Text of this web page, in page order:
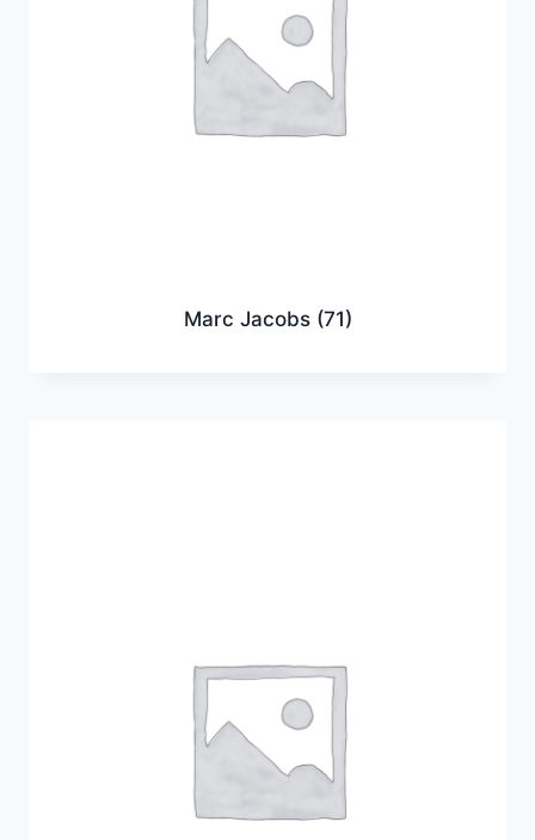
Marc Jacobs (71)